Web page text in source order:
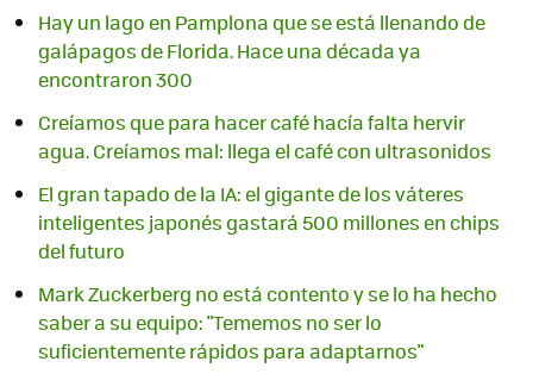
Hay un lago en Pamplona que se está llenando de
galápagos de Florida. Hace una década ya
encontraron 300
Creíamos que para hacer café hacía falta hervir
agua. Creíamos mal: llega el café con ultrasonidos
El gran tapado de la IA: el gigante de los váteres
inteligentes japonés gastará 500 millones en chips
del futuro
Mark Zuckerberg no está contento y se lo ha hecho
saber a su equipo: "Tememos no ser lo
suficientemente rápidos para adaptarnos"